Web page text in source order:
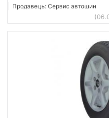
Продавець: Сервис автошин